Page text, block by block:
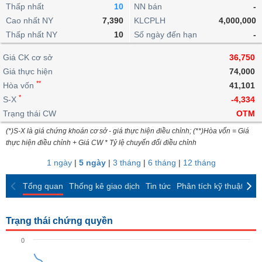
lỗ
dịch
nội
Niên
giám
Tài
liệu
cổ
Định
giá
ngoài
doanh
Top
cổ
phiếu
ngành
giao
dịch
dịch
Chứng
quyền
quan
Thống
giao
dịch
Thống
giao
dịch
Tin
tức
Phân
tích
kỹ
thuật
trực
tuyến
Bộ
lọc
cổ
So
sánh
Báo
cáo
Vĩ
mô
lai
Chứng
quyền
Trái
phiếu
IR
Awards
tạo
Dịch
vụ
Thấp nhất
10
Cao nhất NY
7,390
Thấp nhất NY
10
NN bán
-
KLCPLH
4,000,000
Số ngày đến hạn
-
Giá CK cơ sở
36,750
Giá thực hiện
74,000
Hòa vốn **
41,101
S-X *
-4,334
Trạng thái CW
OTM
(*)S-X là giá chứng khoán cơ sở - giá thực hiện điều chỉnh; (**)Hòa vốn = Giá
thực hiện điều chỉnh + Giá CW * Tỷ lệ chuyển đổi điều chỉnh
1 ngày| 5 ngày| 3 tháng | 6 tháng | 12 tháng
Tổng quan Thống kê giao dịch Tin tức Phân tích kỹ thuật
Trạng thái chứng quyền
0
BẤT
ĐỘNG
SẢN
TÀI
CHÍNH
HÀNG
KINH
GIỚI